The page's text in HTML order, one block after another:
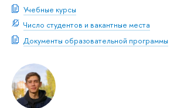
Учебные курсы
Число студентов и вакантные места
Документы образовательной программы